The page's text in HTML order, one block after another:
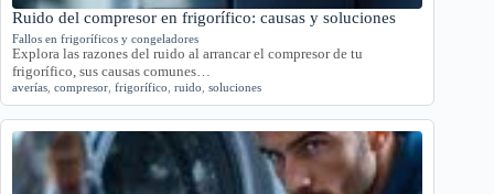
Ruido del compresor en frigorífico: causas y soluciones
Fallos en frigoríficos y congeladores
Explora las razones del ruido al arrancar el compresor de tu
frigorífico, sus causas comunes…
averías compresor frigorífico ruido soluciones